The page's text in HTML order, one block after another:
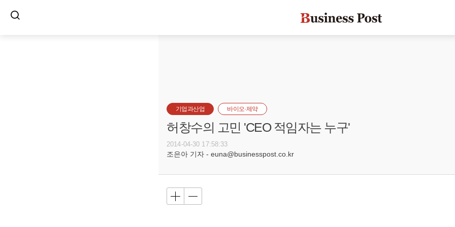
기업과산업 바이오·제약
허창수의 고민 'CEO 적임자는 누구'
2014-04-30 17:58:33
조은아 기자 - euna@businesspost.co.kr